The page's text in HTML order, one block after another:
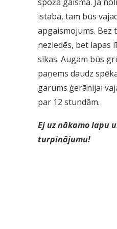
istabā, tam būs
apgaismojums. Bez
neziedēs, bet lapas
sīkas. Augam būs
paņems daudz
garums ģerānijai
par 12 stundām.
Ej uz nākamo lapu
turpinājumu!